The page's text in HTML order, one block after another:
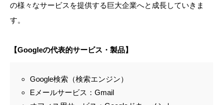
の様々なサービスを提供する巨大企業へと成長していきま
す。
【Googleの代表的サービス・製品】
Google検索（検索エンジン）
Eメールサービス：Gmail